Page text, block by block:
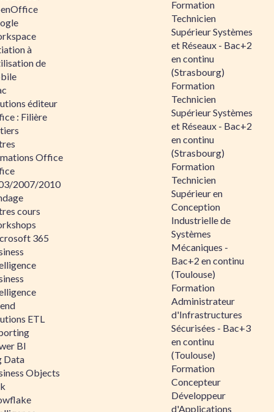
à
de
éditeur
: Filière
Office
2007/2010
cours
365
ETL
BI
Data
Objects
Formation
Technicien
Supérieur Systèmes
et Réseaux - Bac+2
en continu
(Strasbourg)
Formation
Technicien
Supérieur Systèmes
et Réseaux - Bac+2
en continu
(Strasbourg)
Formation
Technicien
Supérieur en
Conception
Industrielle de
Systèmes
Mécaniques -
Bac+2 en continu
(Toulouse)
Formation
Administrateur
d'Infrastructures
Sécurisées - Bac+3
en continu
(Toulouse)
Formation
Concepteur
Développeur
d'Applications